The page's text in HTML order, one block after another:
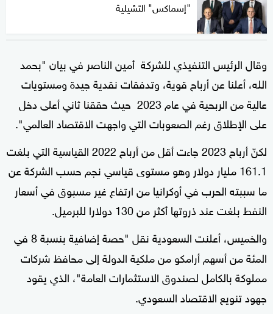
"إسماكس" التشيلية
وقال الرئيس التنفيذي للشركة أمين الناصر في بيان "بحمد
الله، أعلنا عن أرباح قوية، وتدفقات نقدية جيدة ومستويات
عالية من الربحية في عام 2023 حيث حققنا ثاني أعلى دخل
على الإطلاق رغم الصعوبات التي واجهت الاقتصاد العالمي".
لكنّ أرباح 2023 جاءت أقل من أرباح 2022 القياسية التي بلغت
161.1 مليار دولار وهو مستوى قياسي نجم حسب الشركة عن
ما سببته الحرب في أوكرانيا من ارتفاع غير مسبوق في أسعار
النفط بلغت عند ذروتها أكثر من 130 دولارا للبرميل
.
والخميس، أعلنت السعودية نقل "حصة إضافية بنسبة 8 في
المئة من أسهم أرامكو من ملكية الدولة إلى محافظ شركات
مملوكة بالكامل لصندوق الاستثمارات العامة"، الذي يقود
جهود تنويع الاقتصاد السعودي.